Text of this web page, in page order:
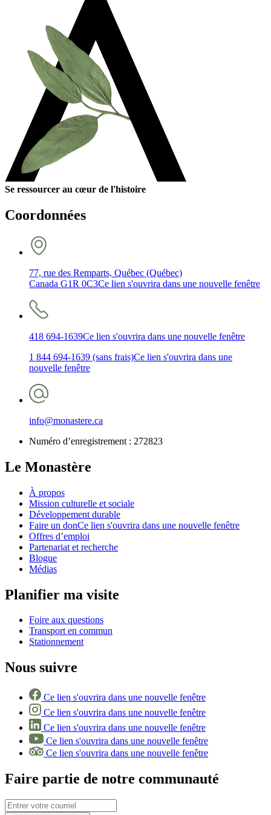
Se ressourcer au cœur de l'histoire
Coordonnées
77, rue des Remparts, Québec (Québec)
Canada G1R 0C3Ce lien s'ouvrira dans une nouvelle fenêtre
418 694-1639Ce lien s'ouvrira dans une nouvelle fenêtre
1 844 694-1639 (sans frais)Ce lien s'ouvrira dans une
nouvelle fenêtre
info@monastere.ca
Numéro d’enregistrement : 272823
Le Monastère
À propos
Mission culturelle et sociale
Développement durable
Faire un donCe lien s'ouvrira dans une nouvelle fenêtre
Offres d’emploi
Partenariat et recherche
Blogue
Médias
Planifier ma visite
Foire aux questions
Transport en commun
Stationnement
Nous suivre
Ce lien s'ouvrira dans une nouvelle fenêtre
Ce lien s'ouvrira dans une nouvelle fenêtre
Ce lien s'ouvrira dans une nouvelle fenêtre
Ce lien s'ouvrira dans une nouvelle fenêtre
Ce lien s'ouvrira dans une nouvelle fenêtre
Faire partie de notre communauté